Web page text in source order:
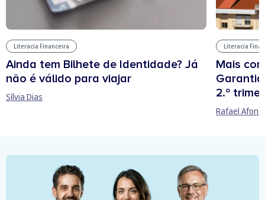
Literacia Financeira
Ainda tem Bilhete de Identidade? Já
não é válido para viajar
Sílvia Dias
Literacia
Mais
2.º
Rafael